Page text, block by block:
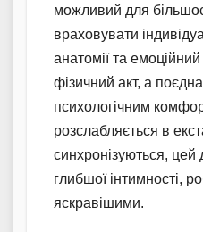
можливий для
враховувати
анатомії та
фізичний акт, а
психологічним
розслабляється в
синхронізуються, цей
глибшої інтимності,
яскравішими.